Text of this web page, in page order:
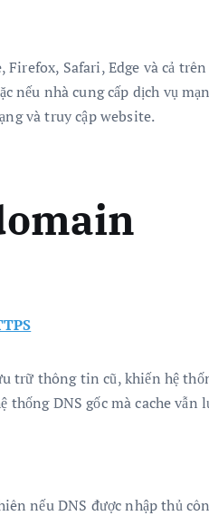
Safari, Edge và cả
nếu nhà cung cấp dịch vụ
và truy cập website.
thông tin cũ, khiến hệ
DNS gốc mà cache
nếu DNS được nhập thủ